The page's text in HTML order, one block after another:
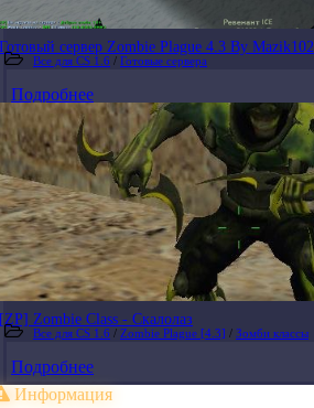
Готовый сервер Zombie Plague 4.3 By Mazik102
Все для CS 1.6 / Готовые сервера
Подробнее
[ZP] Zombie Class - Скалолаз
Все для CS 1.6 / Zombie Plague [4.3] / Зомби классы
Подробнее
Информация